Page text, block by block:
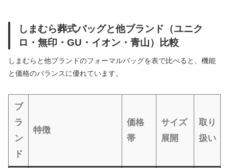
しまむら葬式バッグと他ブランド（ユニク
ロ・無印・GU・イオン・青山）比較
しまむらと他ブランドのフォーマルバッグを表で比べると、機能
と価格のバランスに優れています。
ブ
ラ
ン
ド
特徴
価格
帯
サイズ
展開
取り
扱い